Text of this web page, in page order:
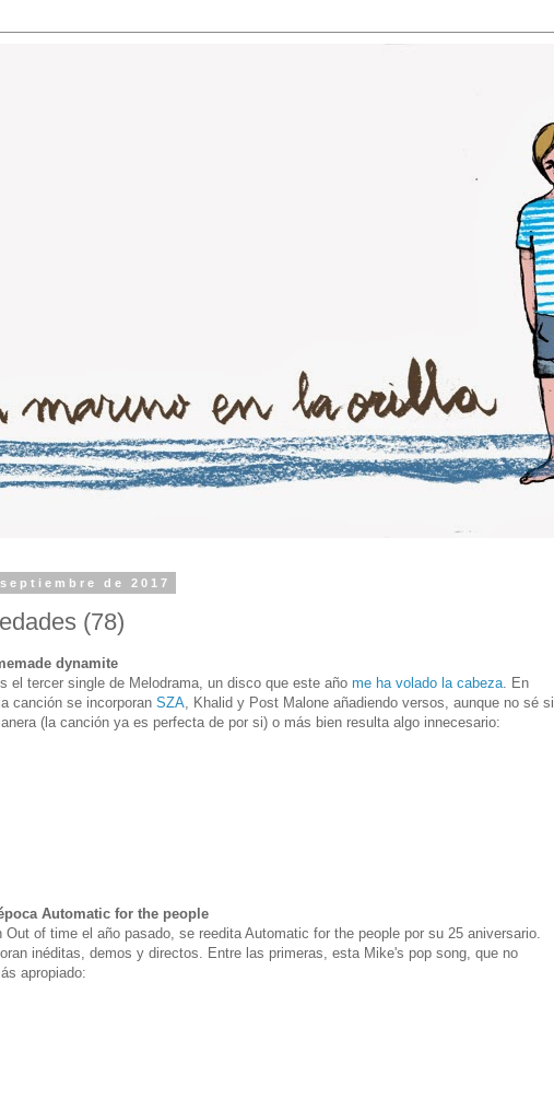
de 2017
(78)
dynamite
el tercer single de Melodrama, un disco que este año me ha volado la cabeza . En
canción se incorporan SZA , Khalid y Post Malone añadiendo versos, aunque no sé si
(la canción ya es perfecta de por si) o más bien resulta algo innecesario:
Automatic for the people
of time el año pasado, se reedita Automatic for the people por su 25 aniversario.
inéditas, demos y directos. Entre las primeras, esta Mike's pop song, que no
apropiado: